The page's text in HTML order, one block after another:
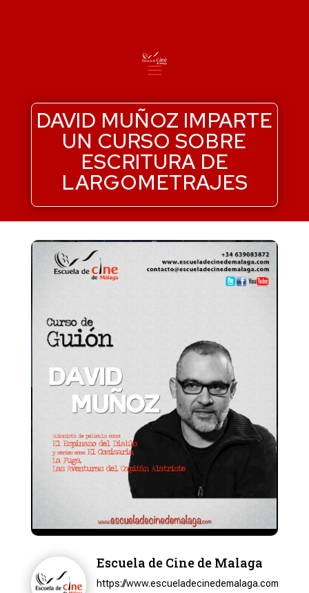
DAVID MUÑOZ IMPARTE
UN CURSO SOBRE
ESCRITURA DE
LARGOMETRAJES
Escuela de Cine de Malaga
https://www.escueladecinedemalaga.com